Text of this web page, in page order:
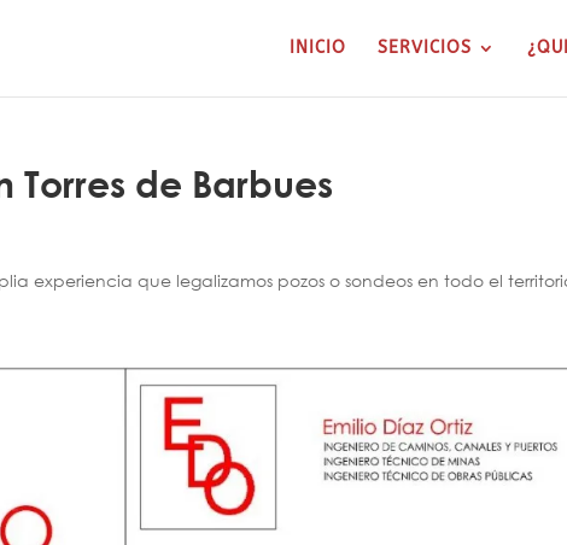
INICIO SERVICIOS
Torres de Barbues
experiencia que legalizamos pozos o sondeos en todo el